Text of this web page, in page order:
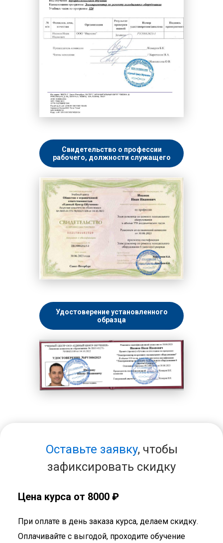
Свидетельство о профессии
рабочего, должности служащего
Удостоверение установленного
образца
Оставьте заявку, чтобы
зафиксировать скидку
Цена курса от 8000 ₽
При оплате в день заказа курса, делаем скидку.
Оплачивайте с выгодой, проходите обучение